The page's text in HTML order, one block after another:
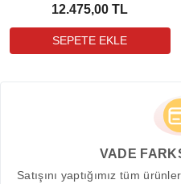
12.475,00 TL
VADE
Satışını yaptığımız tüm